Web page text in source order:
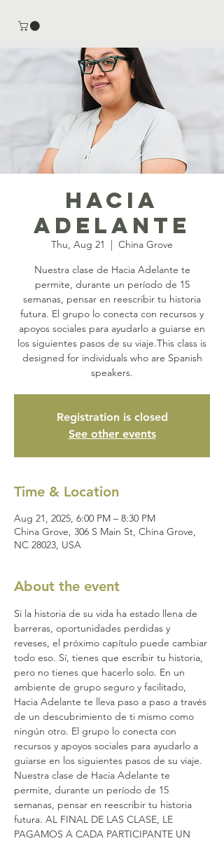
Hacia
Adelante
Thu, Aug 21
  |
China Grove
Nuestra clase de Hacia Adelante te
permite, durante un período de 15
semanas, pensar en reescribir tu historia
futura. El grupo lo conecta con recursos y
apoyos sociales para ayudarlo a guiarse en
los siguientes pasos de su viaje.This class is
designed for individuals who are Spanish
speakers.
Registration is closed
See other events
Time & Location
Aug 21, 2025, 6:00 PM – 8:30 PM
China Grove, 306 S Main St, China Grove,
NC 28023, USA
About the event
Si la historia de su vida ha estado llena de
barreras, oportunidades perdidas y
reveses, el próximo capítulo puede cambiar
todo eso. Sí, tienes que escribir tu historia,
pero no tienes que hacerlo solo. En un
ambiente de grupo seguro y facilitado,
Hacia Adelante te lleva paso a paso a través
de un descubrimiento de ti mismo como
ningún otro. El grupo lo conecta con
recursos y apoyos sociales para ayudarlo a
guiarse en los siguientes pasos de su viaje.
Nuestra clase de Hacia Adelante te
permite, durante un período de 15
semanas, pensar en reescribir tu historia
futura. AL FINAL DE LAS CLASE, LE
PAGAMOS A CADA PARTICIPANTE UN